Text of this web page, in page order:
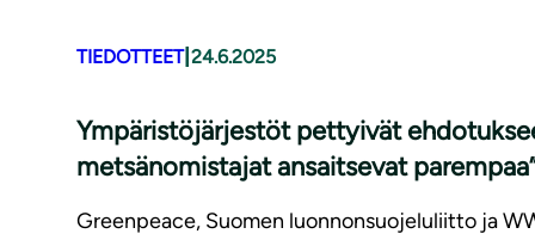
TIEDOTTEET| 24.6.2025
Ympäristöjärjestöt pettyivät
metsänomistajat ansaitsevat
Greenpeace, Suomen luonnonsuojeluliitto ja